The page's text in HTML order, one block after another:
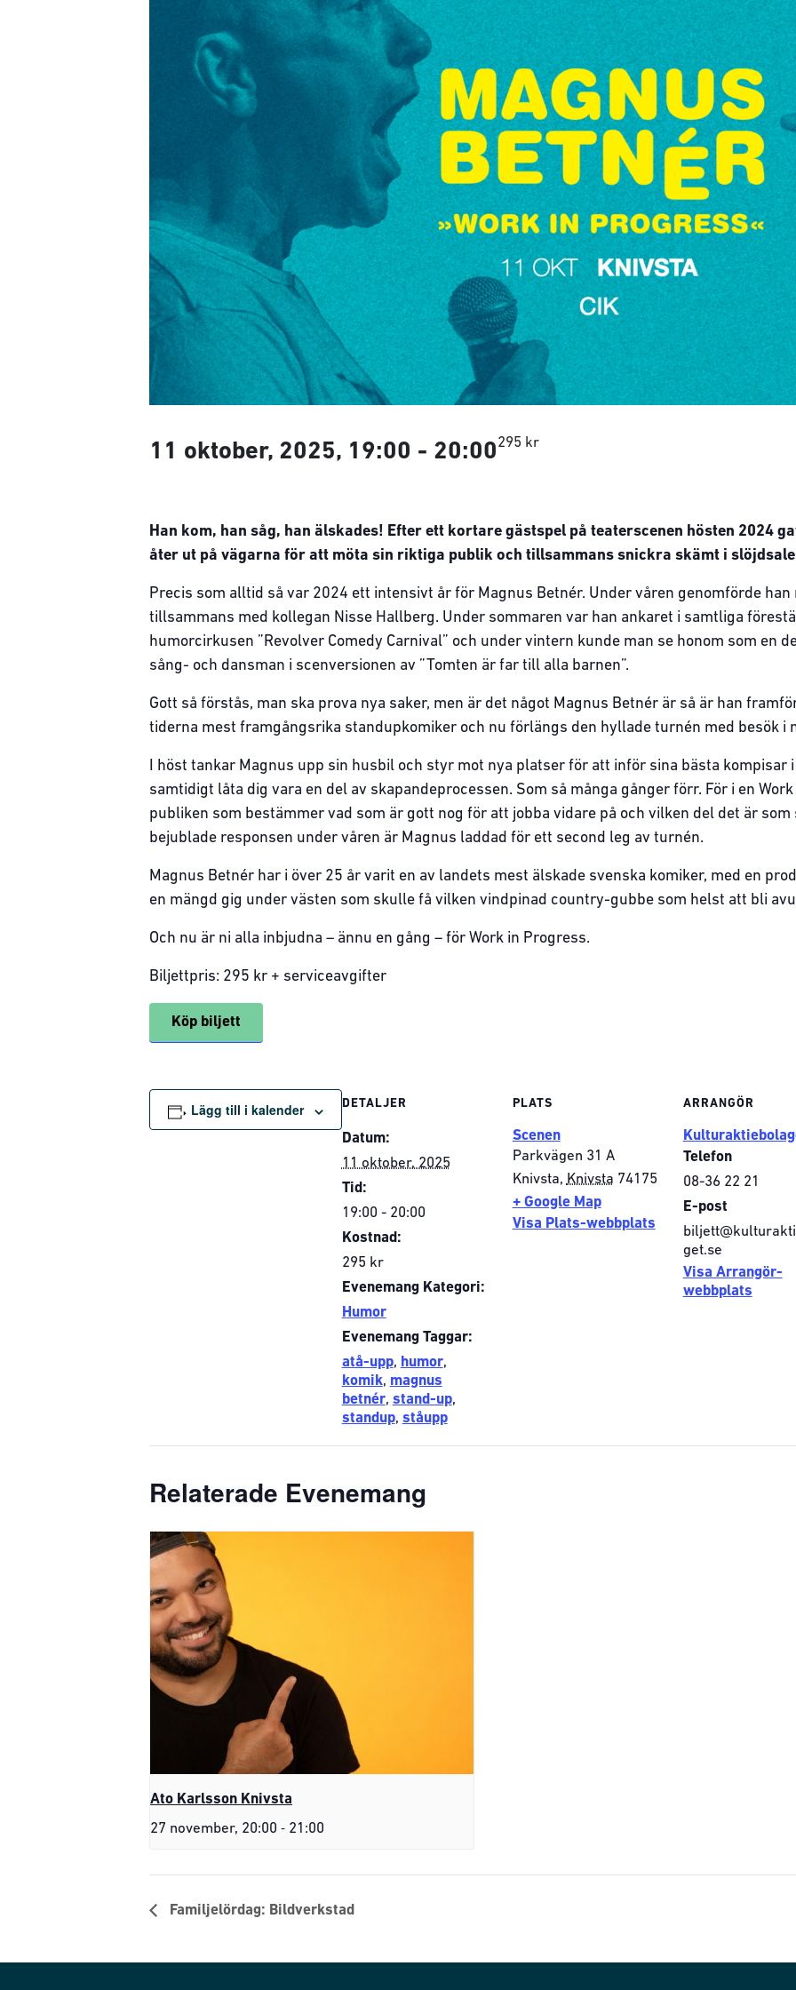
11 oktober, 2025, 19:00 - 20:00295 kr
Han kom, han såg, han älskades! Efter ett kortare gästspel på teaterscenen hösten 2024
åter ut på vägarna för att möta sin riktiga publik och tillsammans snickra skämt i
Precis som alltid så var 2024 ett intensivt år för Magnus Betnér. Under våren genomförde
tillsammans med kollegan Nisse Hallberg. Under sommaren var han ankaret i samtliga
humorcirkusen ”Revolver Comedy Carnival” och under vintern kunde man se honom som en
sång- och dansman i scenversionen av ”Tomten är far till alla barnen”.
Gott så förstås, man ska prova nya saker, men är det något Magnus Betnér är så är han
tiderna mest framgångsrika standupkomiker och nu förlängs den hyllade turnén med besök i
I höst tankar Magnus upp sin husbil och styr mot nya platser för att inför sina bästa kompisar
samtidigt låta dig vara en del av skapandeprocessen. Som så många gånger förr. För i en
publiken som bestämmer vad som är gott nog för att jobba vidare på och vilken del det är
bejublade responsen under våren är Magnus laddad för ett second leg av turnén.
Magnus Betnér har i över 25 år varit en av landets mest älskade svenska komiker, med en
en mängd gig under västen som skulle få vilken vindpinad country-gubbe som helst att bli
Och nu är ni alla inbjudna – ännu en gång – för Work in Progress.
Biljettpris: 295 kr + serviceavgifter
Köp biljett
Lägg till i kalender DETALJER
Datum:
11 oktober, 2025
Tid:
19:00 - 20:00
Kostnad:
295 kr
Evenemang Kategori:
Humor
Evenemang Taggar:
atå-upp, humor,
komik, magnus
betnér, stand-up,
standup, ståupp
PLATS
Scenen
Parkvägen 31 A
Knivsta, Knivsta 74175
+ Google Map
Visa Plats-webbplats
ARRANGÖR
Telefon
08-36 22 21
E-post
get.se
Visa Arrangör-
webbplats
Relaterade Evenemang
Ato Karlsson Knivsta
27 november, 20:00 - 21:00
Familjelördag: Bildverkstad